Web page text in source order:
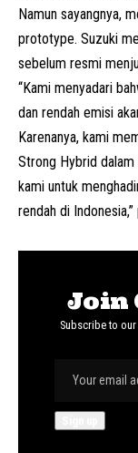
Namun sayangnya,
prototype. Suzuki
sebelum resmi
“Kami menyadari
dan rendah emisi
Karenanya, kami
Strong Hybrid
kami untuk
rendah di
Join
Subscribe to